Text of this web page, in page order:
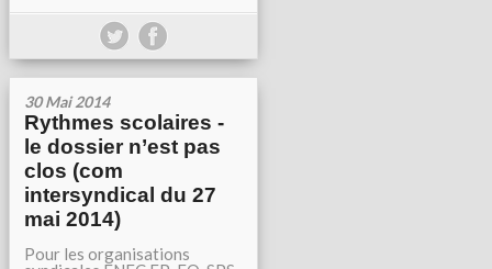
30 Mai 2014
Rythmes scolaires -
le dossier n’est pas
clos (com
intersyndical du 27
mai 2014)
Pour les organisations